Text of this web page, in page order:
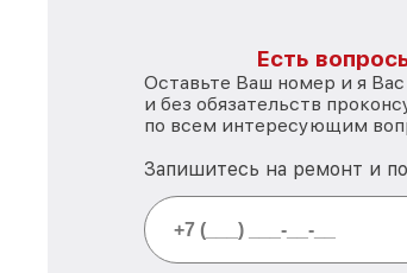
Есть
Оставьте Ваш номер и я Вас
и без обязательств
по всем интересующим
Запишитесь на ремонт и